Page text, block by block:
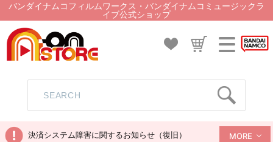
バンダイナムコフィルムワークス・バンダイナムコミュージックラ
イブ公式ショップ
決済システム障害に関するお知らせ（復旧） MORE